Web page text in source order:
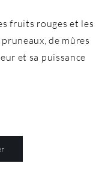
fruits rouges et les
de mûres
et sa puissance